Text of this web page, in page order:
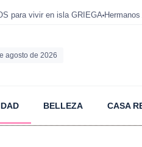
para vivir en isla GRIEGA
agosto de 2026
BELLEZA CASA